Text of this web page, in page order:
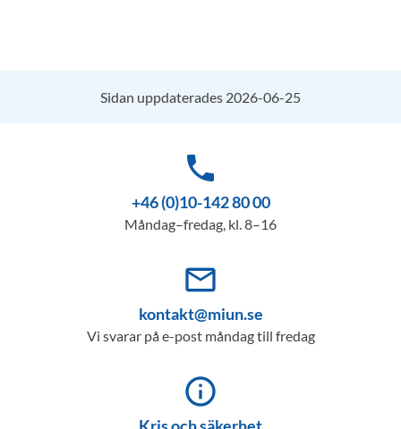
Sidan uppdaterades 2026-06-25
phone
+46 (0)10-142 80 00
Måndag–fredag, kl. 8–16
mail_outline
kontakt@miun.se
Vi svarar på e-post måndag till fredag
info_outline